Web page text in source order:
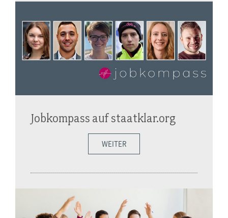
Jobkompass auf staatklar.org
WEITER